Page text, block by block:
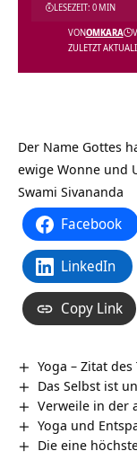
ZULETZT
VONOMKARA
LESEZEIT: 0 MIN
Der Name Gottes
ewige Wonne und
Swami Sivananda
Facebook
LinkedIn
Copy Link
Yoga – Zitat des
Das Selbst ist
Verweile in der
Yoga und
Die eine